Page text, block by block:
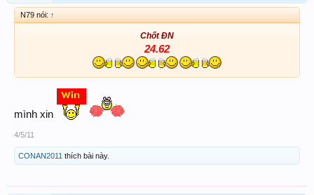
N79 nói: ↑
Chốt ĐN
24.62
mình xin
4/5/11
CONAN2011 thích bài này.